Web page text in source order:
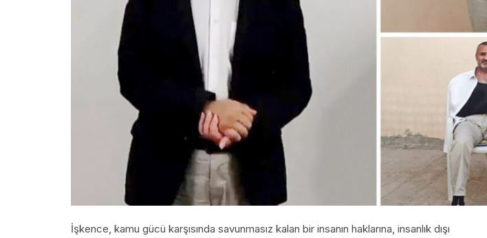
İşkence, kamu gücü karşısında savunmasız kalan bir insanın haklarına, insanlık dışı